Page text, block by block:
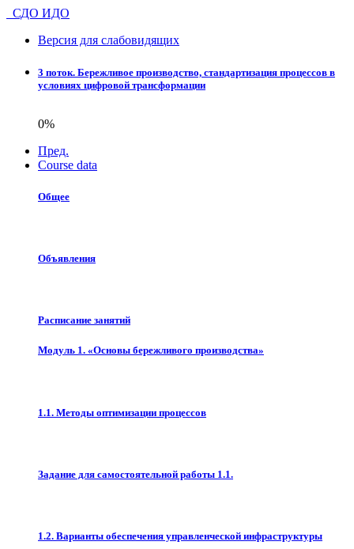
СДО ИДО
Версия для слабовидящих
3 поток. Бережливое производство, стандартизация процессов в
условиях цифровой трансформации
0%
Пред.
Course data
Общее
Объявления
Расписание занятий
Модуль 1. «Основы бережливого производства»
1.1. Методы оптимизации процессов
Задание для самостоятельной работы 1.1.
1.2. Варианты обеспечения управленческой инфраструктуры